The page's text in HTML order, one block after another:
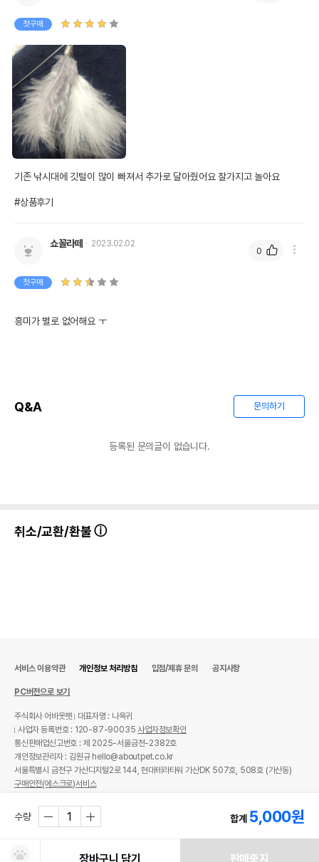
첫구매
기존 낚시대에 깃털이 많이 빠져서 추가로 달아줬어요 잘가지고 놀아요
#상품후기
쇼꼴라떼 2023.02.02
첫구매
흥미가 별로 없어해요 ㅜ
0
Q&A 문의하기
등록된 문의글이 없습니다.
취소/교환/환불
수량 합계 5,000원
장바구니 담기 판매중지
서비스 이용약관 개인정보 처리방침 입점/제휴 문의 공지사항
PC버전으로 보기
주식회사 어바웃펫
대표자명 : 나옥귀
사업자 등록번호 : 120-87-90035사업자정보확인
통신판매업신고번호 : 제 2025-서울금천-2382호
개인정보관리자 : 김원규 hello@aboutpet.co.kr
서울특별시 금천구 가산디지털2로 144, 현대테라타워 가산DK 507호, 508호 (가산동)
구매안전(에스크로)서비스